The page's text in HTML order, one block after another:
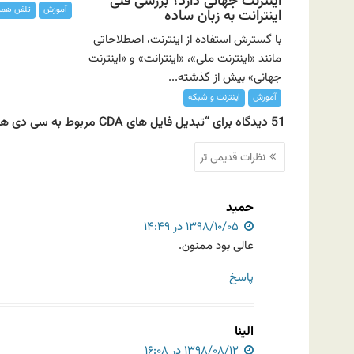
اینترانت به زبان ساده
با گسترش استفاده از اینترنت، اصطلاحاتی
مانند «اینترنت ملی»، «اینترانت» و «اینترنت
جهانی» بیش از گذشته...
آموزش اینترنت و شبکه
آموزش تلفن
51 دیدگاه برای “تبدیل فایل های CDA مربوط به سی دی های صوتی به MP۳”
ناوبری
نظرات
نظرات قدیمی تر
حمید
عالی بود ممنون.
پاسخ
الینا